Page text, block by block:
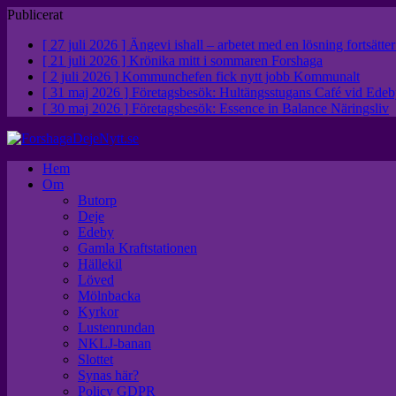
Publicerat
[ 27 juli 2026 ] Ängevi ishall – arbetet med en lösning fortsätter
[ 21 juli 2026 ] Krönika mitt i sommaren Forshaga
[ 2 juli 2026 ] Kommunchefen fick nytt jobb Kommunalt
[ 31 maj 2026 ] Företagsbesök: Hultängsstugans Café vid
[ 30 maj 2026 ] Företagsbesök: Essence in Balance Näringsliv
Hem
Om
Butorp
Deje
Edeby
Gamla Kraftstationen
Hällekil
Löved
Mölnbacka
Kyrkor
Lustenrundan
NKLJ-banan
Slottet
Synas här?
Policy GDPR